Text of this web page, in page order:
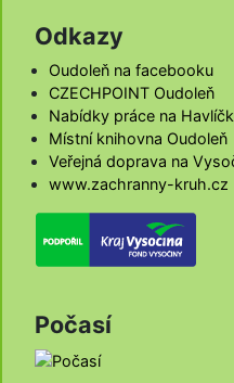
Odkazy
Oudoleň na facebooku
CZECHPOINT Oudoleň
Nabídky práce na
Místní knihovna Oudoleň
Veřejná doprava na
www.zachranny-kruh.cz
Počasí